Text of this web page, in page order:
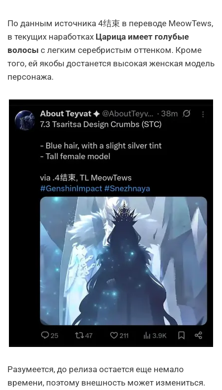
По данным источника 4结束 в переводе MeowTews,
в текущих наработках Царица имеет голубые
волосы с легким серебристым оттенком. Кроме
того, ей якобы достанется высокая женская модель
персонажа.
Разумеется, до релиза остается еще немало
времени, поэтому внешность может измениться.